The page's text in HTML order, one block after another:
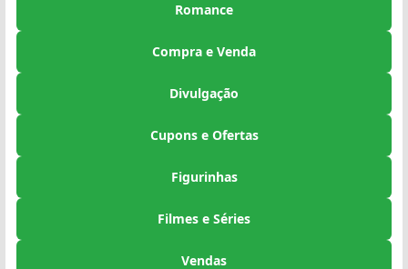
Romance
Compra e Venda
Divulgação
Cupons e Ofertas
Figurinhas
Filmes e Séries
Vendas